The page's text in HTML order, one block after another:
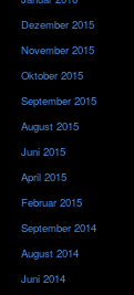
Dezember 2015
November 2015
Oktober 2015
September 2015
August 2015
Juni 2015
April 2015
Februar 2015
September 2014
August 2014
Juni 2014